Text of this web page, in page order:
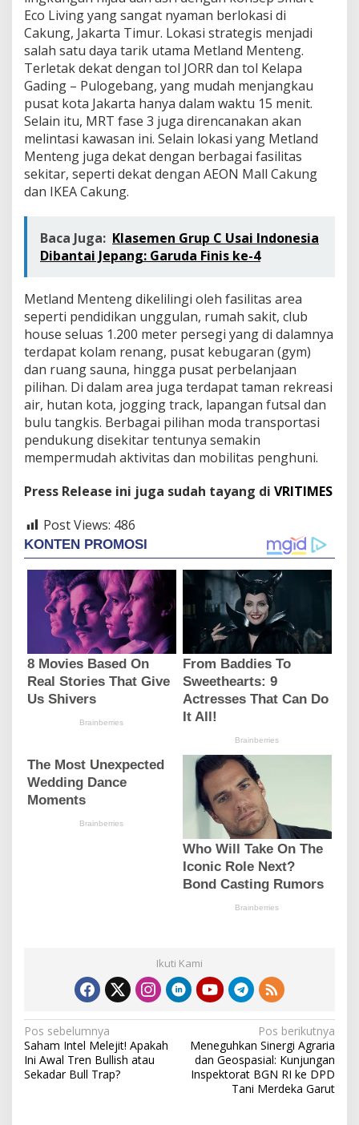
Eco Living yang sangat nyaman berlokasi di
Cakung, Jakarta Timur. Lokasi strategis menjadi
salah satu daya tarik utama Metland Menteng.
Terletak dekat dengan tol JORR dan tol Kelapa
Gading – Pulogebang, yang mudah menjangkau
pusat kota Jakarta hanya dalam waktu 15 menit.
Selain itu, MRT fase 3 juga direncanakan akan
melintasi kawasan ini. Selain lokasi yang Metland
Menteng juga dekat dengan berbagai fasilitas
sekitar, seperti dekat dengan AEON Mall Cakung
dan IKEA Cakung.
Baca Juga: Klasemen Grup C Usai Indonesia
Dibantai Jepang: Garuda Finis ke-4
Metland Menteng dikelilingi oleh fasilitas area
seperti pendidikan unggulan, rumah sakit, club
house seluas 1.200 meter persegi yang di dalamnya
terdapat kolam renang, pusat kebugaran (gym)
dan ruang sauna, hingga pusat perbelanjaan
pilihan. Di dalam area juga terdapat taman rekreasi
air, hutan kota, jogging track, lapangan futsal dan
bulu tangkis. Berbagai pilihan moda transportasi
pendukung disekitar tentunya semakin
mempermudah aktivitas dan mobilitas penghuni.
Press Release ini juga sudah tayang di VRITIMES
Post Views: 486
Ikuti Kami
N
a
v
Pos sebelumnya
Saham Intel Melejit! Apakah
Ini Awal Tren Bullish atau
Sekadar Bull Trap?
Pos berikutnya
Meneguhkan Sinergi Agraria
dan Geospasial: Kunjungan
Inspektorat BGN RI ke DPD
Tani Merdeka Garut